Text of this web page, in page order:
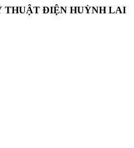
THUẬT ĐIỆN HUỲNH LAI